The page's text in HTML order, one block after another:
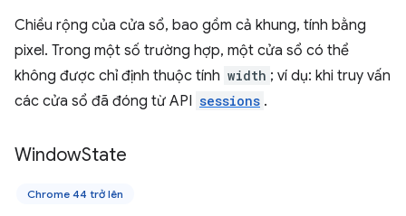
Chiều rộng của cửa sổ, bao gồm cả khung, tính bằng
pixel. Trong một số trường hợp, một cửa sổ có thể
không được chỉ định thuộc tính width ; ví dụ: khi truy vấn
các cửa sổ đã đóng từ API sessions .
WindowState
Chrome 44 trở lên